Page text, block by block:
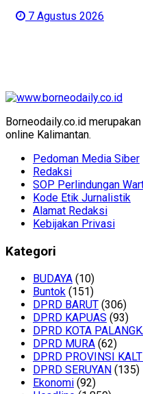
7 Agustus 2026
Borneodaily.co.id
online Kalimantan.
Pedoman Media Siber
Redaksi
SOP Perlindungan
Kode Etik Jurnalistik
Alamat Redaksi
Kebijakan Privasi
Kategori
BUDAYA (10)
Buntok (151)
DPRD BARUT (306)
DPRD KAPUAS (93)
DPRD KOTA
DPRD MURA (62)
DPRD PROVINSI
DPRD SERUYAN (135)
Ekonomi (92)